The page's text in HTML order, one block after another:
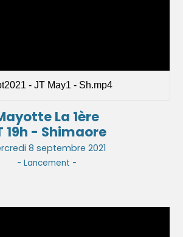
- JT May1 - Sh.mp4
La 1ère
19h - Shimaore
8 septembre 2021
- Lancement -